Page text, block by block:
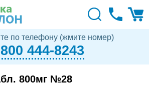
по телефону (жмите номер)
444-8243
800мг №28